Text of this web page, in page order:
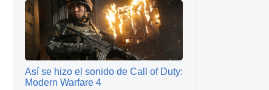
Así se hizo el sonido de Call of Duty:
Modern Warfare 4